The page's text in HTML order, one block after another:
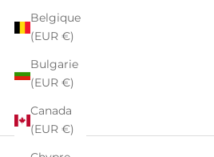
Belgique
(EUR €)
Bulgarie
(EUR €)
Canada
(EUR €)